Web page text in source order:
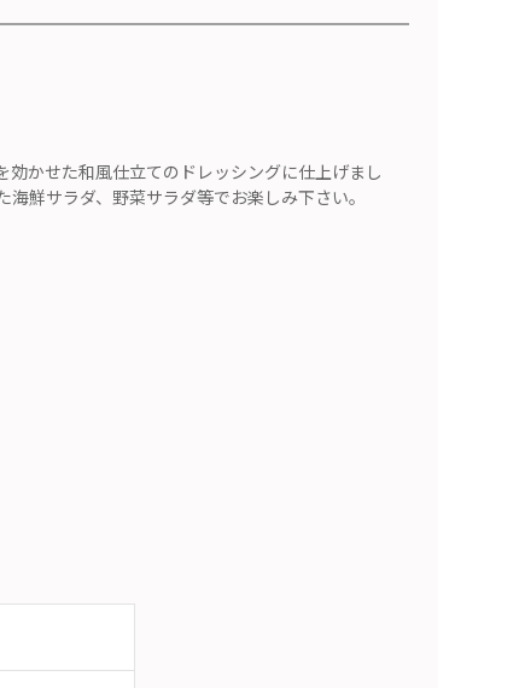
かせた和風仕立てのドレッシングに仕上げまし
鮮サラダ、野菜サラダ等でお楽しみ下さい。